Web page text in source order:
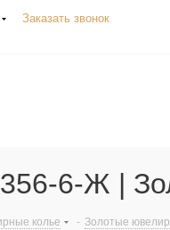
Заказать звонок
6-Ж |
колье - Золотые